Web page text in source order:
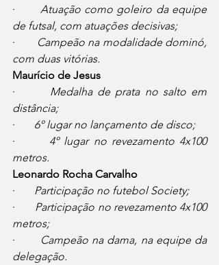
· Atuação como goleiro da equipe
de futsal, com atuações decisivas;
·
Campeão na modalidade dominó,
com duas vitórias.
Maurício de Jesus
· Medalha de prata no salto em
distância;
· 6º lugar no lançamento de disco;
· 4º lugar no revezamento 4x100
metros.
Leonardo Rocha Carvalho
·
Participação no futebol Society;
· Participação no revezamento 4x100
metros;
·
Campeão na dama, na equipe da
delegação.